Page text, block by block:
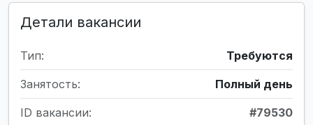
Детали вакансии
Тип: Требуются
Занятость: Полный день
ID вакансии: #79530